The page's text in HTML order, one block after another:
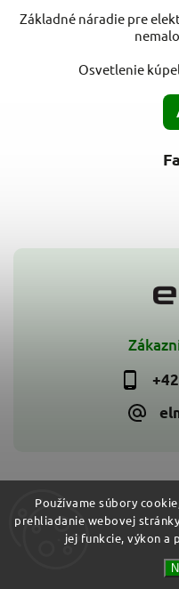
Používame súbory
prehliadanie webovej
jej funkcie, výkon a
Základné náradie pre
Osvetlenie
Copyright 2026ELMIT -
Všetky